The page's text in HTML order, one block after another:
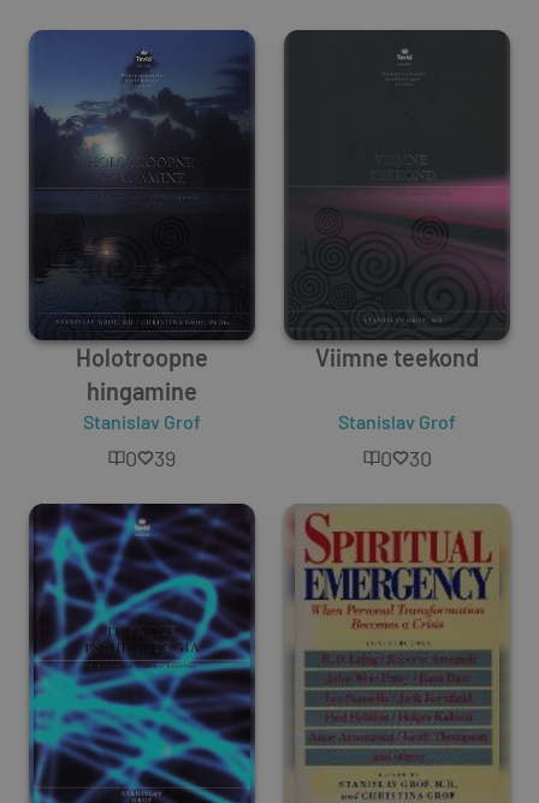
Holotroopne
hingamine
Stanislav Grof
0 39
Viimne teekond
Stanislav Grof
0 30